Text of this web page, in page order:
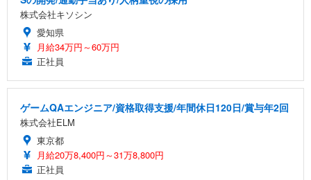
株式会社キソシン
愛知県
月給34万円～60万円
正社員
ゲームQAエンジニア/資格取得支援/年間休日120日/賞与年2回
株式会社ELM
東京都
月給20万8,400円～31万8,800円
正社員